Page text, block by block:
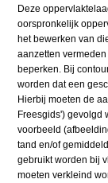
Deze
oorspronkelijk
het bewerken van
aanzetten
beperken. Bij
worden dat een
Hierbij moeten de
Freesgids') gevolgd
voorbeeld
tand en/of
gebruikt worden bij
moeten verkleind